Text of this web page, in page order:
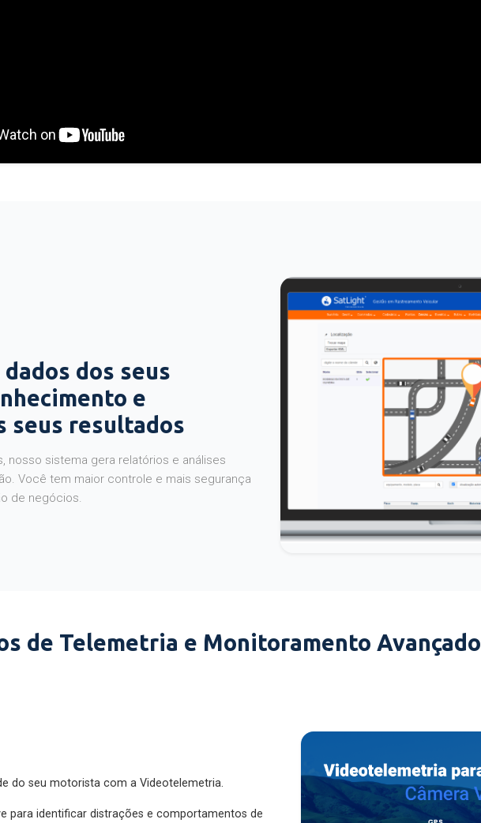
dos seus
e
seus resultados
nosso sistema gera relatórios e análises
Você tem maior controle e mais segurança
de negócios.
de Telemetria e Monitoramento Avançado
do seu motorista com a Videotelemetria.
para identificar distrações e comportamentos de